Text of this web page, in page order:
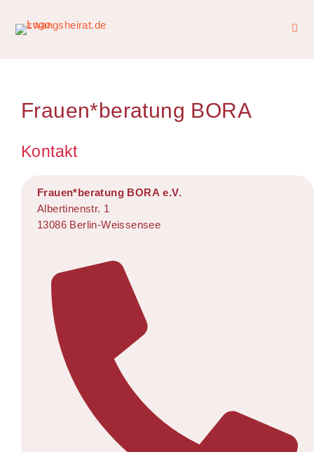
Frauen*beratung BORA
Kontakt
Frauen*beratung BORA e.V.
Albertinenstr. 1
13086 Berlin-Weissensee